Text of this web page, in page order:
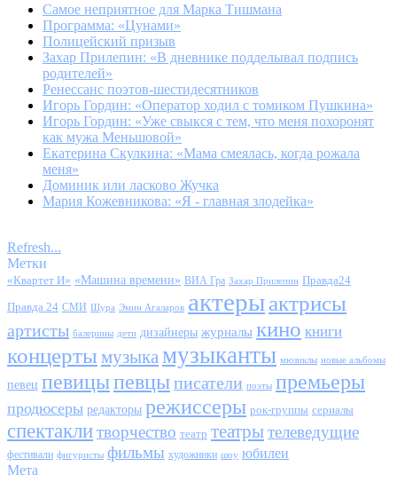
Самое неприятное для Марка Тишмана
Программа: «Цунами»
Полицейский призыв
Захар Прилепин: «В дневнике подделывал подпись
родителей»
Ренессанс поэтов-шестидесятников
Игорь Гордин: «Оператор ходил с томиком Пушкина»
Игорь Гордин: «Уже свыкся с тем, что меня похоронят
как мужа Меньшовой»
Екатерина Скулкина: «Мама смеялась, когда рожала
меня»
Доминик или ласково Жучка
Мария Кожевникова: «Я - главная злодейка»
Refresh...
Метки
«Квартет И» «Машина времени» ВИА Гра Захар Прилепин Правда24
Правда 24 СМИ Шура Эмин Агаларов актерыактрисы
артисты балерины дети дизайнеры журналы кино книги
концерты музыка музыканты мюзиклы новые альбомы
певец певицыпевцыписатели поэты премьеры
продюсеры редакторы режиссеры рок-группы сериалы
спектаклитворчество театр театрытелеведущие
фестивали фигуристы фильмы художники шоу юбилеи
Мета